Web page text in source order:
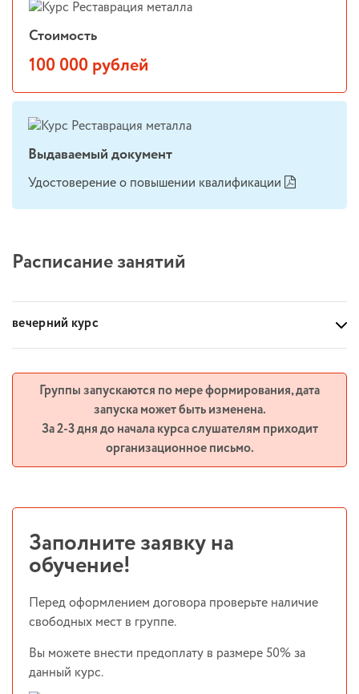
Стоимость
100 000 рублей
Выдаваемый документ
Удостоверение о повышении квалификации
Расписание занятий
вечерний курс
Группы запускаются по мере формирования, дата
запуска может быть изменена.
За 2-3 дня до начала курса слушателям приходит
организационное письмо.
Заполните заявку на
обучение!
Перед оформлением договора проверьте наличие
свободных мест в группе.
Вы можете внести предоплату в размере 50% за
данный курс.